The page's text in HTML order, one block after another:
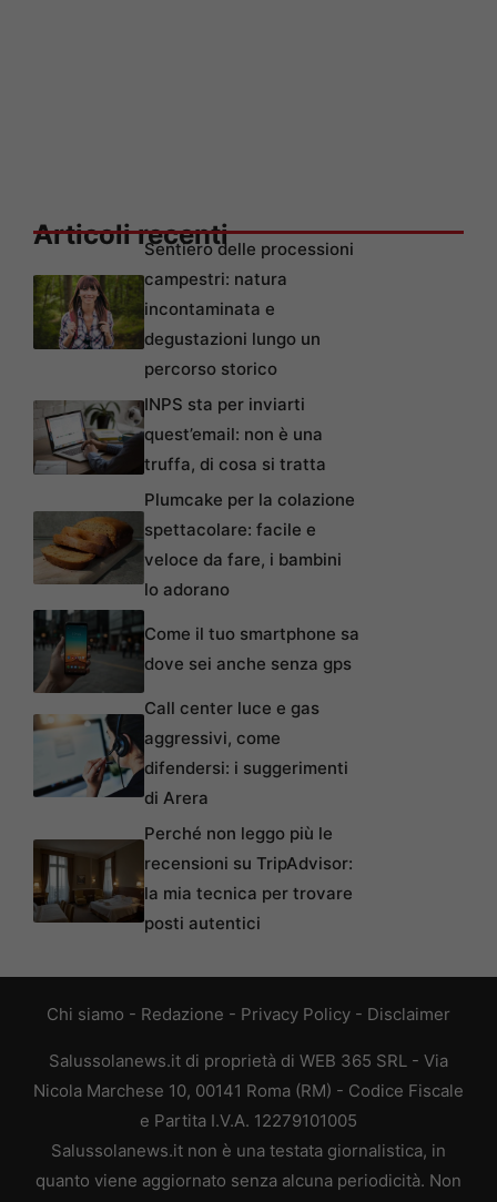
Articoli recentiSentiero delle processioni
campestri: natura
incontaminata e
degustazioni lungo un
percorso storico
INPS sta per inviarti
quest’email: non è una
truffa, di cosa si tratta
Plumcake per la colazione
spettacolare: facile e
veloce da fare, i bambini
lo adorano
Come il tuo smartphone sa
dove sei anche senza gps
Call center luce e gas
aggressivi, come
difendersi: i suggerimenti
di Arera
Perché non leggo più le
recensioni su TripAdvisor:
la mia tecnica per trovare
posti autentici
Chi siamo - Redazione - Privacy Policy - Disclaimer
Salussolanews.it di proprietà di WEB 365 SRL - Via
Nicola Marchese 10, 00141 Roma (RM) - Codice Fiscale
e Partita I.V.A. 12279101005
Salussolanews.it non è una testata giornalistica, in
quanto viene aggiornato senza alcuna periodicità. Non